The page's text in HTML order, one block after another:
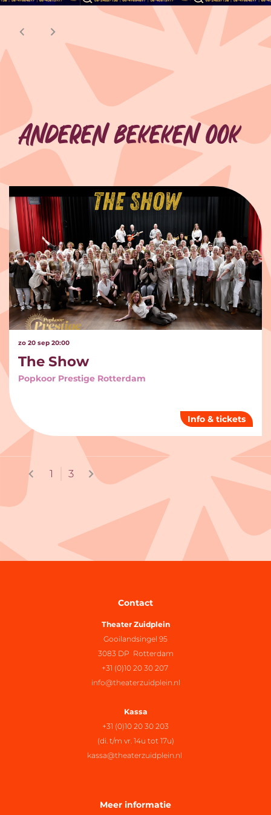
Anderen bekeken ook
The Show
Popkoor Prestige Rotterdam
zo 20 sep 20:00
Info & tickets
1 3
Contact
Theater Zuidplein
Gooilandsingel 95
3083 DP Rotterdam
+31 (0)10 20 30 207
info@theaterzuidplein.nl
Kassa
+31 (0)10 20 30 203
(di. t/m vr. 14u tot 17u)
kassa@theaterzuidplein.nl
Meer informatie